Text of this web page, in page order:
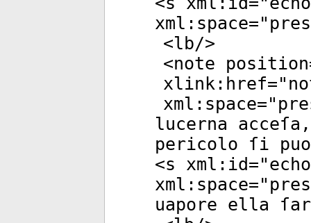
xml:space="
<lb/>
<note position
xlink:href="
xml:space="
lucerna
pericolo ſi
<s xml:id="
xml:space="
uapore ella